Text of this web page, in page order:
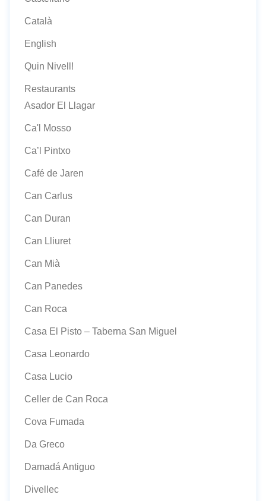
Català
English
Quin Nivell!
Restaurants
Asador El Llagar
Ca'l Mosso
Ca’l Pintxo
Café de Jaren
Can Carlus
Can Duran
Can Lliuret
Can Mià
Can Panedes
Can Roca
Casa El Pisto – Taberna San Miguel
Casa Leonardo
Casa Lucio
Celler de Can Roca
Cova Fumada
Da Greco
Damadá Antiguo
Divellec